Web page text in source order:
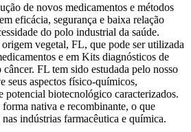
de novos medicamentos e métodos
eficácia, segurança e baixa relação
do polo industrial da saúde.
vegetal, FL, que pode ser utilizada
e em Kits diagnósticos de
FL tem sido estudada pelo nosso
seus aspectos físico-químicos,
potencial biotecnológico caracterizados.
nativa e recombinante, o que
indústrias farmacêutica e química.